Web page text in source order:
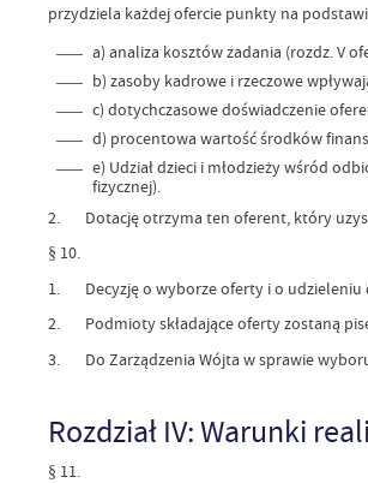
przydziela każdej ofercie punkty na
a) analiza kosztów zadania (rozdz. V
b) zasoby kadrowe i rzeczowe
c) dotychczasowe doświadczenie
d) procentowa wartość środków
e) Udział dzieci i młodzieży wśród
fizycznej).
2. Dotację otrzyma ten oferent, który
§ 10.
1. Decyzję o wyborze oferty i o udzieleniu
2. Podmioty składające oferty zostaną
3. Do Zarządzenia Wójta w sprawie
Rozdział IV: Warunki
§ 11.